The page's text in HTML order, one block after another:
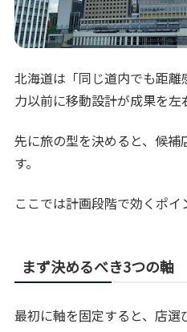
北海道は「同じ道内でも距
力以前に移動設計が成果を左
先に旅の型を決めると、候補
す。
ここでは計画段階で効くポイ
まず決めるべき3つの軸
最初に軸を固定すると、店選